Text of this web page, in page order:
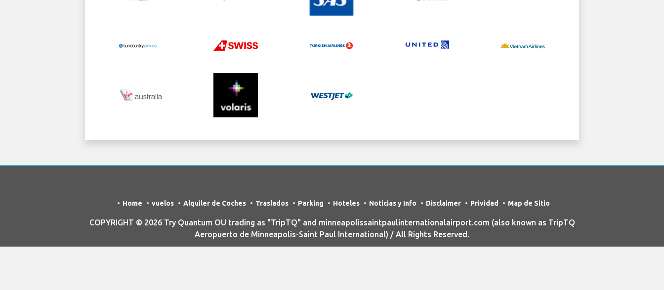
Home vuelos Alquiler de Coches Traslados Parking Hoteles Noticias y Info Disclaimer Prividad Map de Sitio
COPYRIGHT © 2026 Try Quantum OU trading as "TripTQ" and minneapolissaintpaulinternationalairport.com (also known as TripTQ
Aeropuerto de Minneapolis-Saint Paul International) / All Rights Reserved.